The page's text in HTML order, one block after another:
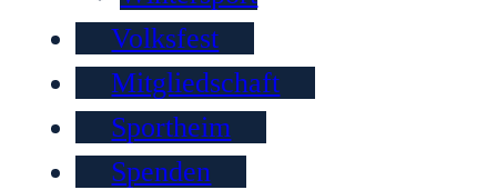
Volksfest
Mitgliedschaft
Sportheim
Spenden